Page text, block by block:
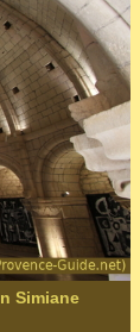
Simiane